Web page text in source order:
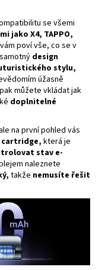
se všemi
jako X4, TAPPO,
poví vše, co se v
design
stylu,
úžasně
můžete vkládat jak
doplnitelné
na první pohled vás
cartridge, která je
stave-
naleznete
takže nemusíte řešit